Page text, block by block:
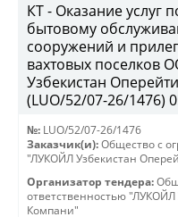
КТ - Оказание услуг
бытовому
сооружений и
вахтовых поселков
Узбекистан
(LUO/52/07-26/1476)
№: LUO/52/07-26/1476
Заказчик(и): Общество с
"ЛУКОЙЛ Узбекистан
Организатор тендера:
ответственностью
Компани"